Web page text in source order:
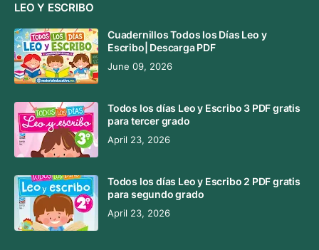
LEO Y ESCRIBO
Cuadernillos Todos los Días Leo y
Escribo| Descarga PDF
June 09, 2026
Todos los días Leo y Escribo 3 PDF gratis
para tercer grado
April 23, 2026
Todos los días Leo y Escribo 2 PDF gratis
para segundo grado
April 23, 2026